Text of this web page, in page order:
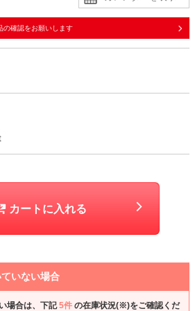
の確認をお願いします
カートに入れる
いない場合
場合は、下記5件 の在庫状況(※)をご確認くだ